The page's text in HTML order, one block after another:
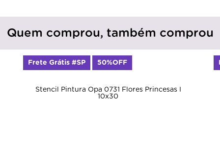
Quem comprou, também comprou
Stencil Pintura Opa 0731 Flores Princesas I
10x30
Frete Grátis #SP 50%OFF